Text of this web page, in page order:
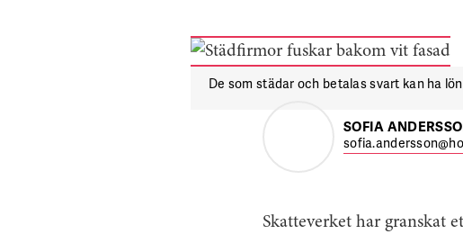
De som städar och betalas svart kan ha
SOFIA
Skatteverket har granskat